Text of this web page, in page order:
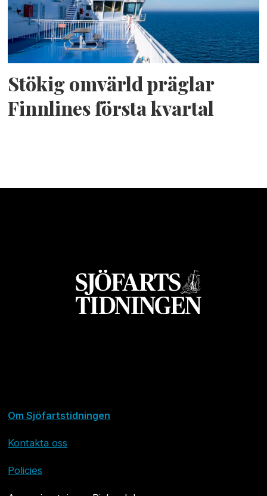
Stökig omvärld präglar
Finnlines första kvartal
Om Sjöfartstidningen
Kontakta oss
Policies